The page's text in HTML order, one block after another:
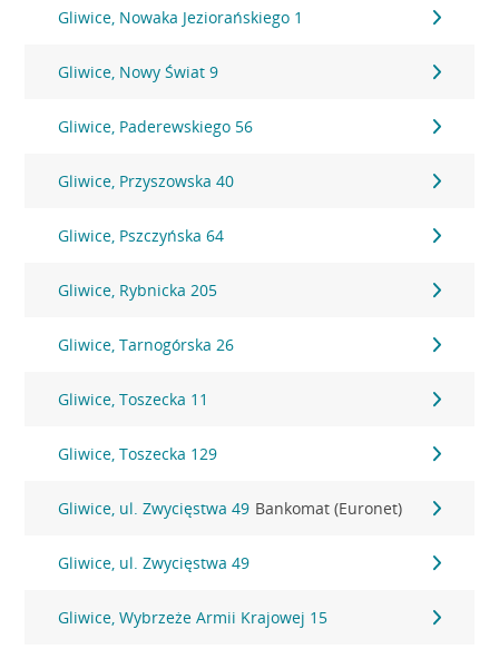
Gliwice, Nowaka Jeziorańskiego 1
Gliwice, Nowy Świat 9
Gliwice, Paderewskiego 56
Gliwice, Przyszowska 40
Gliwice, Pszczyńska 64
Gliwice, Rybnicka 205
Gliwice, Tarnogórska 26
Gliwice, Toszecka 11
Gliwice, Toszecka 129
Gliwice, ul. Zwycięstwa 49 Bankomat (Euronet)
Gliwice, ul. Zwycięstwa 49
Gliwice, Wybrzeże Armii Krajowej 15